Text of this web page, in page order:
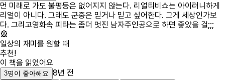
먼 미래로 가도 불평등은 없어지지 않는다. 리얼티비쇼는 아이러니하게
리얼이 아니다. 그래도 군중은 믿거나 믿고 싶어한다. 그게 세상인가보
다. 그리고영화속 피타는 좀더 멋진 남자주인공으로 하면 좋았을 걸;;;
🎡
일상의 재미를 원할 때
추천!
이 책을 읽었어요
3명 이 좋아해요 8년 전